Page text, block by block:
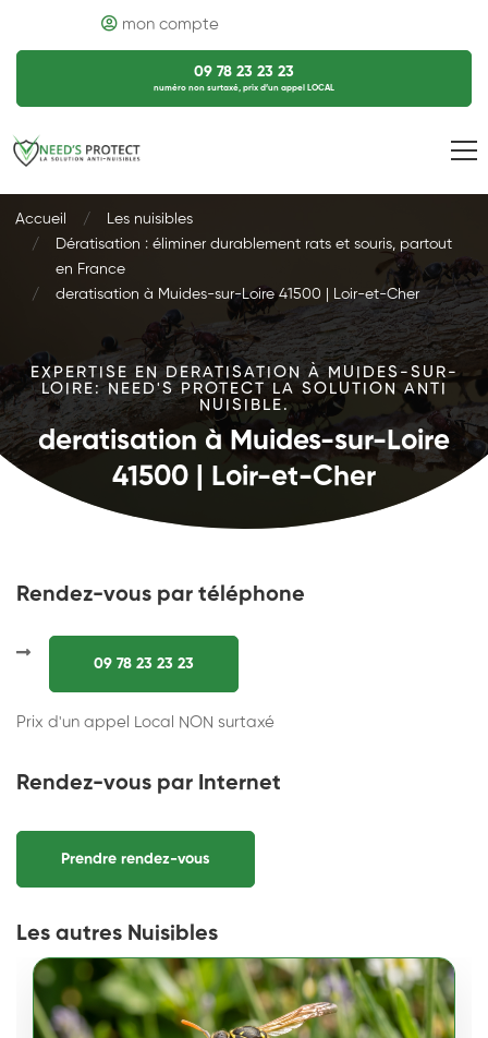
mon compte
09 78 23 23 23
numéro non surtaxé, prix d’un appel LOCAL
Accueil
Les nuisibles
Dératisation : éliminer durablement rats et souris, partout
en France
deratisation à Muides-sur-Loire 41500 | Loir-et-Cher
EXPERTISE EN DERATISATION À MUIDES-SUR-
LOIRE: NEED'S PROTECT LA SOLUTION ANTI
NUISIBLE.
deratisation à Muides-sur-Loire
41500 | Loir-et-Cher
Rendez-vous par téléphone
09 78 23 23 23
Prix d'un appel Local NON surtaxé
Rendez-vous par Internet
Prendre rendez-vous
Les autres Nuisibles